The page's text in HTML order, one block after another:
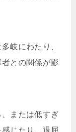
岐にわたり、
との関係が影
または低すぎ